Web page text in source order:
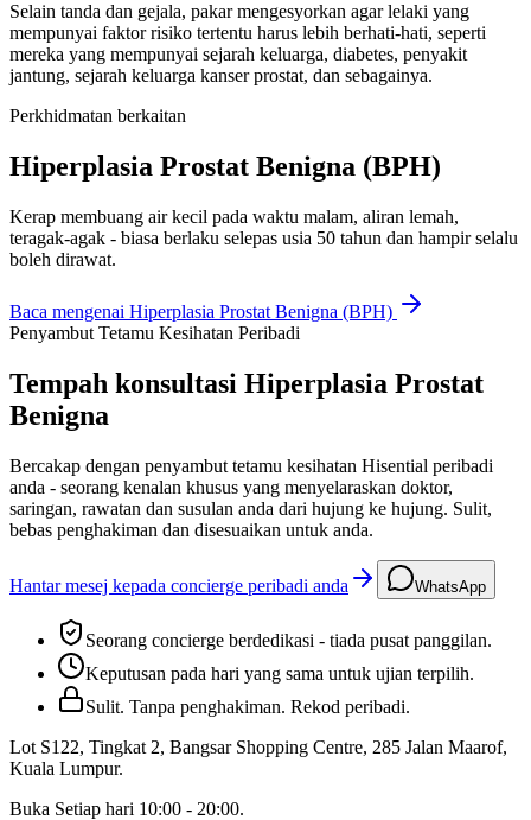
Selain tanda dan gejala, pakar mengesyorkan agar lelaki yang
mempunyai faktor risiko tertentu harus lebih berhati-hati, seperti
mereka yang mempunyai sejarah keluarga, diabetes, penyakit
jantung, sejarah keluarga kanser prostat, dan sebagainya.
Perkhidmatan berkaitan
Hiperplasia Prostat Benigna (BPH)
Kerap membuang air kecil pada waktu malam, aliran lemah,
teragak-agak - biasa berlaku selepas usia 50 tahun dan hampir selalu
boleh dirawat.
Baca mengenai Hiperplasia Prostat Benigna (BPH)
Penyambut Tetamu Kesihatan Peribadi
Tempah konsultasi Hiperplasia Prostat
Benigna
Bercakap dengan penyambut tetamu kesihatan Hisential peribadi
anda - seorang kenalan khusus yang menyelaraskan doktor,
saringan, rawatan dan susulan anda dari hujung ke hujung. Sulit,
bebas penghakiman dan disesuaikan untuk anda.
Hantar mesej kepada concierge peribadi anda WhatsApp
Seorang concierge berdedikasi - tiada pusat panggilan.
Keputusan pada hari yang sama untuk ujian terpilih.
Sulit. Tanpa penghakiman. Rekod peribadi.
Lot S122, Tingkat 2, Bangsar Shopping Centre, 285 Jalan Maarof,
Kuala Lumpur.
Buka Setiap hari 10:00 - 20:00.